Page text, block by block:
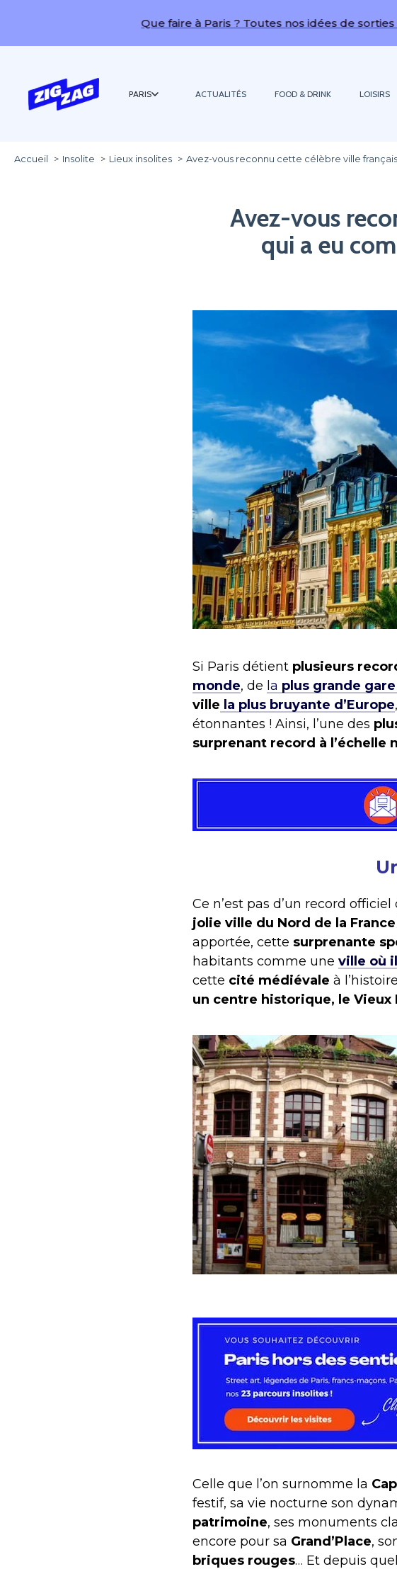
Que faire à Paris ? Toutes nos idées de sorties !
PARIS ACTUALITÉS FOOD & DRINK LOISIRS
Accueil Insolite Lieux insolites Avez-vous reconnu cette célèbre ville
Avez-vous
qui a eu
Si Paris détient plusieurs
monde, de la plus grande
ville la plus bruyante d’Europe
étonnantes ! Ainsi, l’une des
surprenant record à l’échelle
Ce n’est pas d’un record
jolie ville du Nord de la France
apportée, cette surprenante
habitants comme une ville où
cette cité médiévale à
un centre historique, le Vieux
Celle que l’on surnomme la
festif, sa vie nocturne son
patrimoine, ses monuments
encore pour sa Grand’Place,
briques rouges… Et depuis